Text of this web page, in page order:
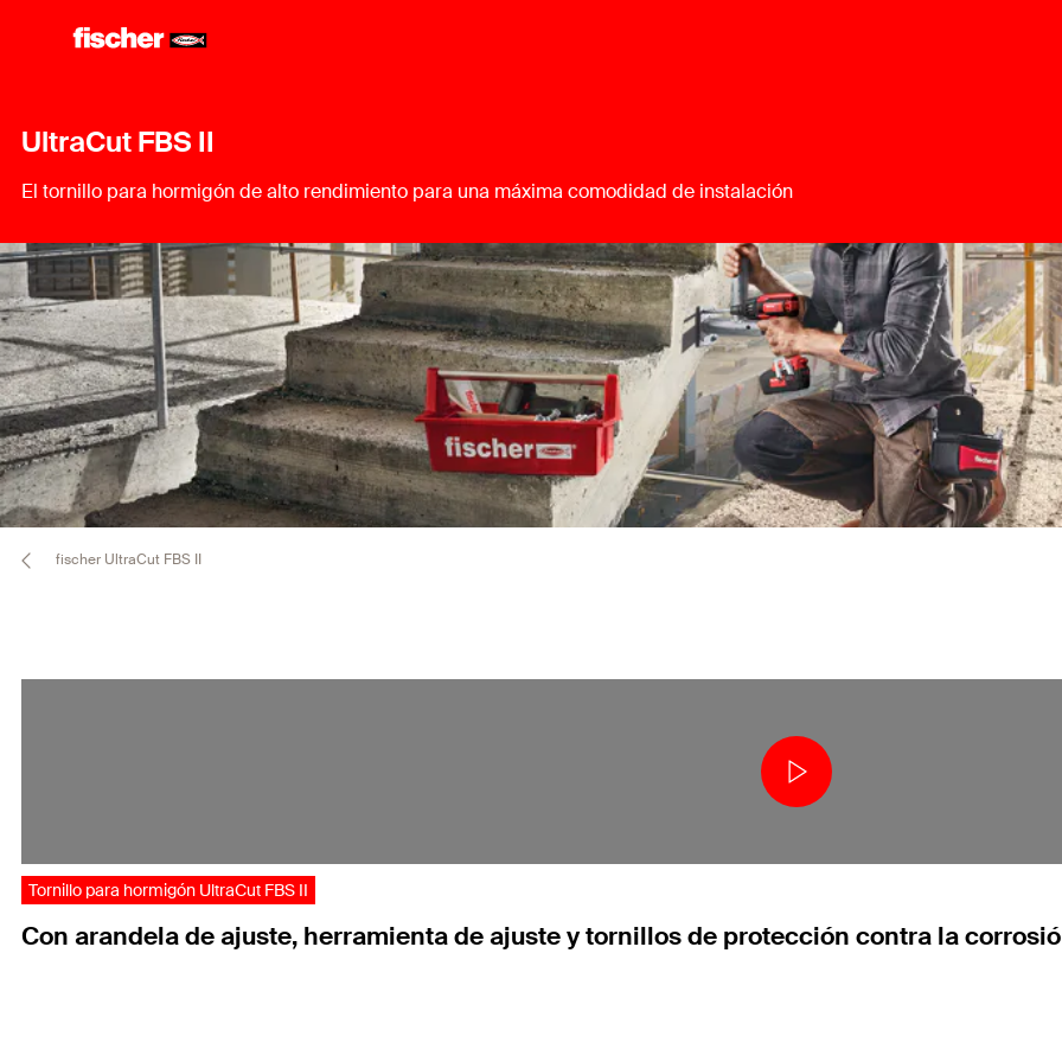
UltraCut FBS II
El tornillo para hormigón de alto rendimiento para una máxima comodidad de instalación
fischer UltraCut FBS II
Tornillo para hormigón UltraCut FBS II
Con arandela de ajuste, herramienta de ajuste y tornillos de protección contra la